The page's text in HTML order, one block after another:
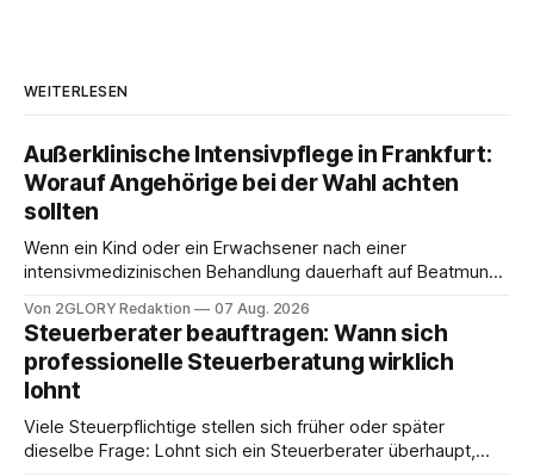
WEITERLESEN
Außerklinische Intensivpflege in Frankfurt:
Worauf Angehörige bei der Wahl achten
sollten
Wenn ein Kind oder ein Erwachsener nach einer
intensivmedizinischen Behandlung dauerhaft auf Beatmung
angewiesen ist, stellt sich für Familien eine schwierige
Frage: Muss die Versorgung dauerhaft in der Klinik bleiben –
oder ist ein Leben zu Hause möglich? Die außerklinische
Intensivpflege bietet genau diese Alternative: Sie
Von 2GLORY Redaktion 07 Aug. 2026
Steuerberater beauftragen: Wann sich
professionelle Steuerberatung wirklich
lohnt
Viele Steuerpflichtige stellen sich früher oder später
dieselbe Frage: Lohnt sich ein Steuerberater überhaupt,